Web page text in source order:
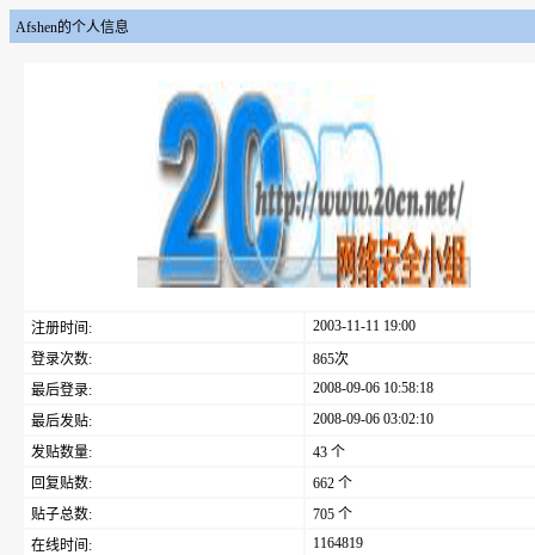
Afshen的个人信息
注册时间:
2003-11-11 19:00
登录次数:
865次
最后登录:
2008-09-06 10:58:18
最后发贴:
2008-09-06 03:02:10
发贴数量:
43 个
回复贴数:
662 个
贴子总数:
705 个
在线时间:
1164819